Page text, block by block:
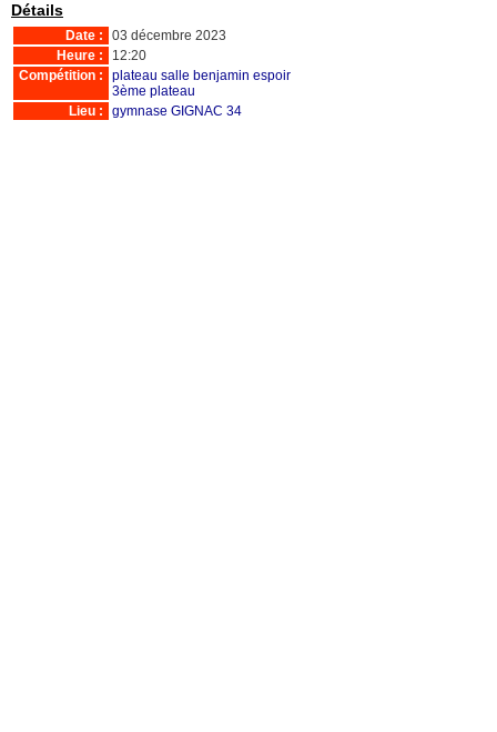
Détails
Date :
03 décembre 2023
Heure :
12:20
Compétition :
plateau salle benjamin espoir
3ème plateau
Lieu :
gymnase GIGNAC 34